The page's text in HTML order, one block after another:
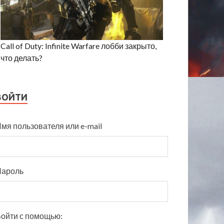
Call of Duty: Infinite Warfare лобби закрыто,
что делать?
пользователя или e-mail
с помощью: